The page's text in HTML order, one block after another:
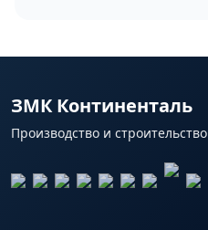
ЗМК Континенталь
Производство и строительство